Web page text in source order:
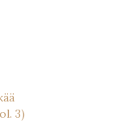
3)